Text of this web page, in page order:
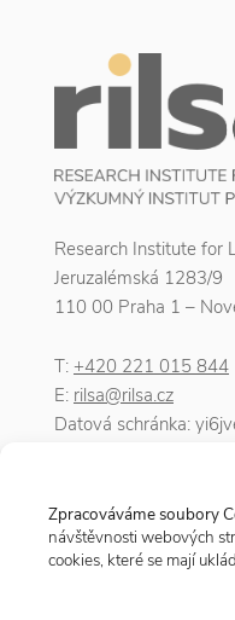
Zpracováváme soubory
návštěvnosti webových
cookies, které se mají
Research Institute for
Jeruzalémská 1283/9
110 00 Praha 1 –
T: +420 221 015 844
E: rilsa@rilsa.cz
Datová schránka:
DIČ: CZ00025950